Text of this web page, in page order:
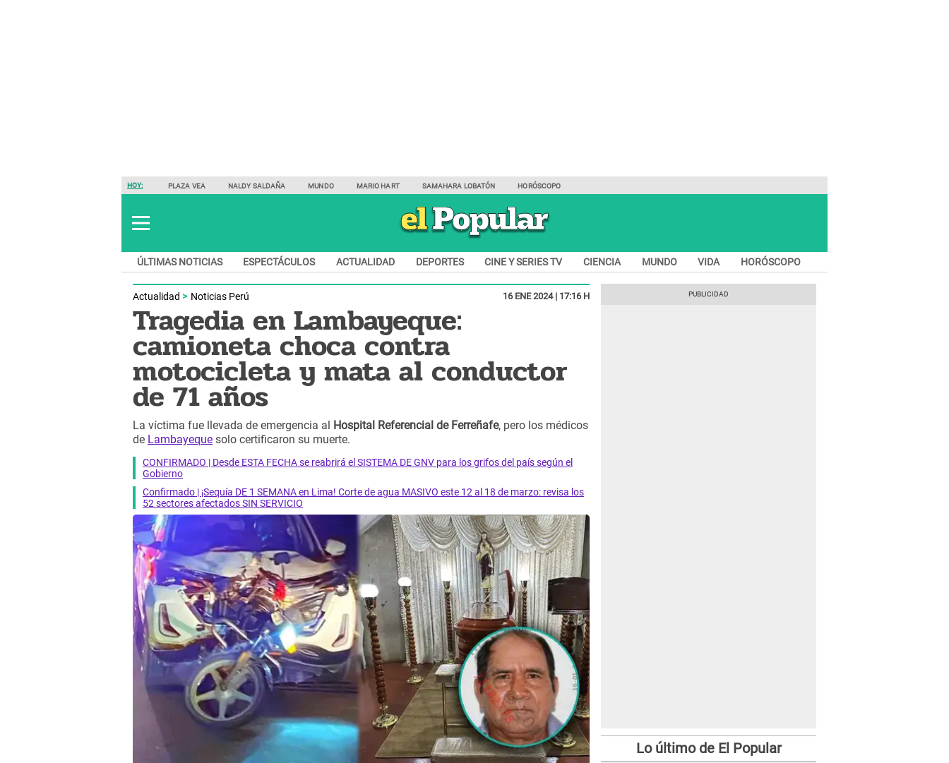
HOY: PLAZA VEA NALDY SALDAÑA MUNDO MARIO HART SAMAHARA LOBATÓN HORÓSCOPO
ÚLTIMAS NOTICIAS ESPECTÁCULOS ACTUALIDAD DEPORTES CINE Y SERIES TV CIENCIA MUNDO VIDA HORÓSCOPO
Actualidad Noticias Perú 16 ENE 2024 | 17:16 H
Tragedia en Lambayeque:
camioneta choca contra
motocicleta y mata al conductor
de 71 años
La víctima fue llevada de emergencia al Hospital Referencial de Ferreñafe, pero los médicos
de Lambayeque solo certificaron su muerte.
CONFIRMADO | Desde ESTA FECHA se reabrirá el SISTEMA DE GNV para los grifos del país según el
Gobierno
Confirmado | ¡Sequía DE 1 SEMANA en Lima! Corte de agua MASIVO este 12 al 18 de marzo: revisa los
52 sectores afectados SIN SERVICIO
Lo último de El Popular